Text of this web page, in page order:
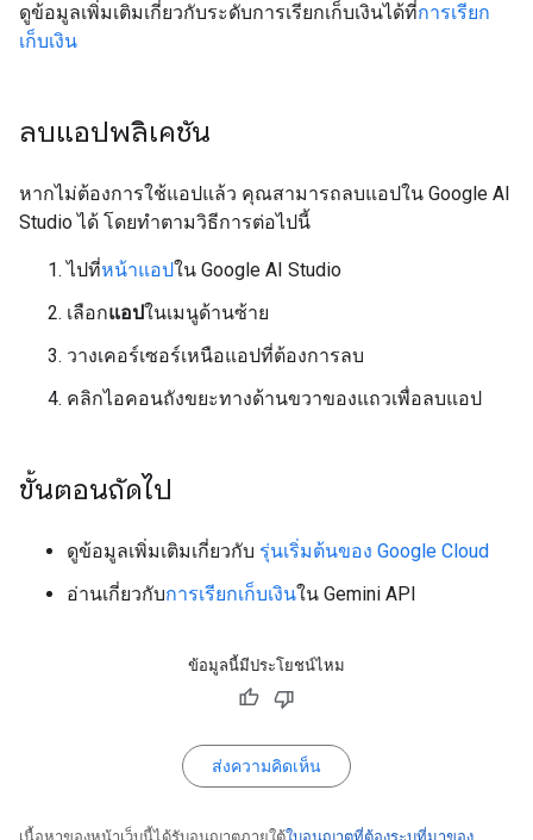
ดูข้อมูลเพิ่มเติมเกี่ยวกับระดับการเรียกเก็บเงินได้ที่การเรียก
เก็บเงิน
ลบแอปพลิเคชัน
หากไม่ต้องการใช้แอปแล้ว คุณสามารถลบแอปใน Google AI
Studio ได้ โดยทำตามวิธีการต่อไปนี้
ไปที่หน้าแอปใน Google AI Studio
เลือกแอปในเมนูด้านซ้าย
วางเคอร์เซอร์เหนือแอปที่ต้องการลบ
คลิกไอคอนถังขยะทางด้านขวาของแถวเพื่อลบแอป
ขั้นตอนถัดไป
ดูข้อมูลเพิ่มเติมเกี่ยวกับ รุ่นเริ่มต้นของ Google Cloud
อ่านเกี่ยวกับการเรียกเก็บเงินใน Gemini API
ข้อมูลนี้มีประโยชน์ไหม
ส่งความคิดเห็น